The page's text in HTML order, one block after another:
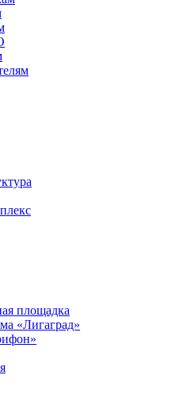
площадка
«Лигаград»­­